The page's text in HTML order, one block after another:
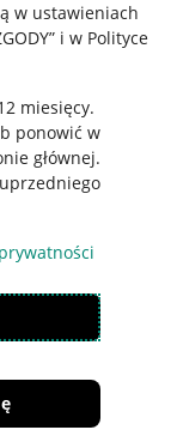
w ustawieniach
i w Polityce
miesięcy.
ponowić w
głównej.